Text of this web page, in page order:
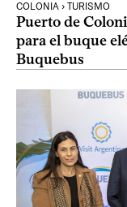
COLONIA › TURISMO
Puerto de
para el buque
Buquebus